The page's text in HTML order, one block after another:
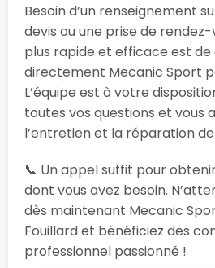
Besoin d’un renseignement
devis ou une prise de rendez-
plus rapide et efficace est
directement Mecanic Sport
L’équipe est à votre
toutes vos questions et vous
l’entretien et la réparation
📞 Un appel suffit pour
dont vous avez besoin.
dès maintenant Mecanic
Fouillard et bénéficiez des
professionnel passionné !